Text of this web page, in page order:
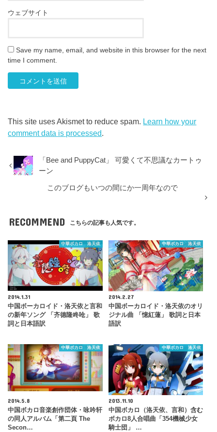
ウェブサイト
Save my name, email, and website in this browser for the next
time I comment.
This site uses Akismet to reduce spam. Learn how your
comment data is processed.
「Bee and PuppyCat」 可愛くて不思議なカートゥ
ーン
このブログもいつの間にか一周年なので
RECOMMEND こちらの記事も人気です。
中華ボカロ 洛天依
2014.1.31
中国ボーカロイド・洛天依と言和
の新年ソング 「齐德隆咚呛」 歌
詞と日本語訳
中華ボカロ 洛天依
2014.2.27
中国ボーカロイド・洛天依のオリ
ジナル曲 「憶紅蓮」 歌詞と日本
語訳
中華ボカロ 洛天依
2014.5.8
中国ボカロ音楽創作団体・咏吟轩
の同人アルバム「第二頁 The
Secon…
中華ボカロ 洛天依
2013.11.10
中国ボカロ（洛天依、言和）含む
ボカロ8人合唱曲「354機械少女
騎士団」 …